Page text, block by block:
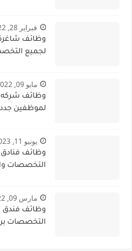
فبراير 28, 2022
وظائف شاغرة
لجميع
مايو 09, 2022
وظائف شركه
لموظفين
يونيو 11, 2023
وظائف فنادق
التخصصات
مارس 09, 2022
وظائف فندق
التخصصات